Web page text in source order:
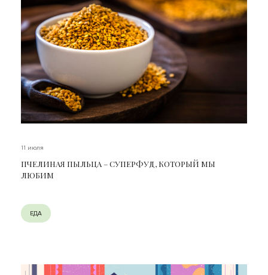
11 июля
ПЧЕЛИНАЯ ПЫЛЬЦА – СУПЕРФУД, КОТОРЫЙ МЫ
ЛЮБИМ
ЕДА